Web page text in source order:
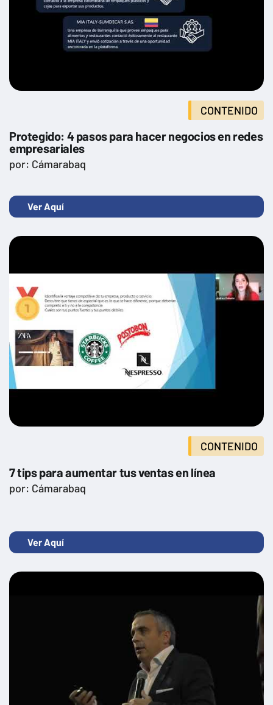
CONTENIDO
Protegido: 4 pasos para hacer negocios en redes
empresariales
por: Cámarabaq
Ver Aquí
CONTENIDO
7 tips para aumentar tus ventas en línea
por: Cámarabaq
Ver Aquí